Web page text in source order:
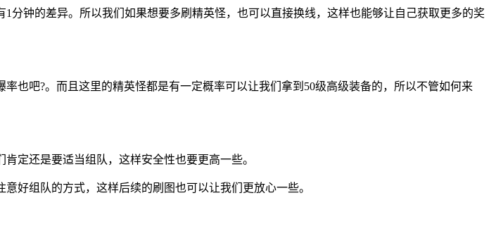
钟的差异。所以我们如果想要多刷精英怪，也可以直接换线，这样也能够让自己获取更多的奖
也吧?。而且这里的精英怪都是有一定概率可以让我们拿到50级高级装备的，所以不管如何来
定还是要适当组队，这样安全性也要更高一些。
好组队的方式，这样后续的刷图也可以让我们更放心一些。